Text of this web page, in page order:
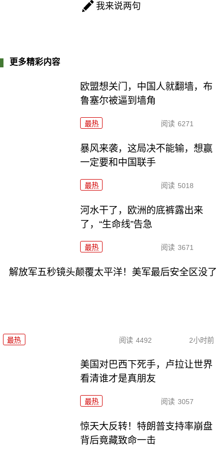
我来说两句
更多精彩内容
欧盟想关门，中国人就翻墙，布
鲁塞尔被逼到墙角
最热 阅读 6271
暴风来袭，这局决不能输，想赢
一定要和中国联手
最热 阅读 5018
河水干了，欧洲的底裤露出来
了，“生命线”告急
最热 阅读 3671
解放军五秒镜头颠覆太平洋！美军最后安全区没了
最热 阅读 4492 2小时前
美国对巴西下死手，卢拉让世界
看清谁才是真朋友
最热 阅读 3057
惊天大反转！特朗普支持率崩盘
背后竟藏致命一击